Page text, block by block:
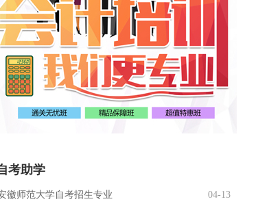
考助学
徽师范大学自考招生专业
04-13